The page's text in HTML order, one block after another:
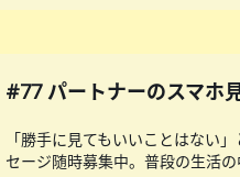
#77 パートナーのスマホ
「勝手に見てもいいことはない
セージ随時募集中。普段の生活